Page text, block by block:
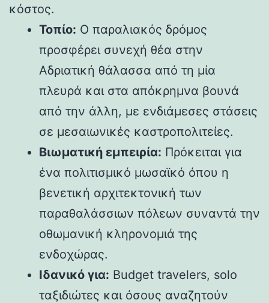
κόστος.
Τοπίο: Ο παραλιακός δρόμος
προσφέρει συνεχή θέα στην
Αδριατική θάλασσα από τη μία
πλευρά και στα απόκρημνα βουνά
από την άλλη, με ενδιάμεσες στάσεις
σε μεσαιωνικές καστροπολιτείες.
Βιωματική εμπειρία: Πρόκειται για
ένα πολιτισμικό μωσαϊκό όπου η
βενετική αρχιτεκτονική των
παραθαλάσσιων πόλεων συναντά την
οθωμανική κληρονομιά της
ενδοχώρας.
Ιδανικό για: Budget travelers, solo
ταξιδιώτες και όσους αναζητούν